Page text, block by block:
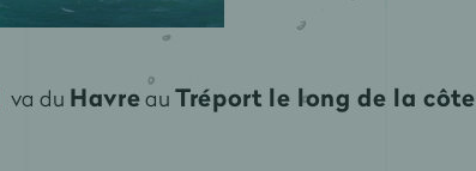
va du HavreauTréport le long de la côte